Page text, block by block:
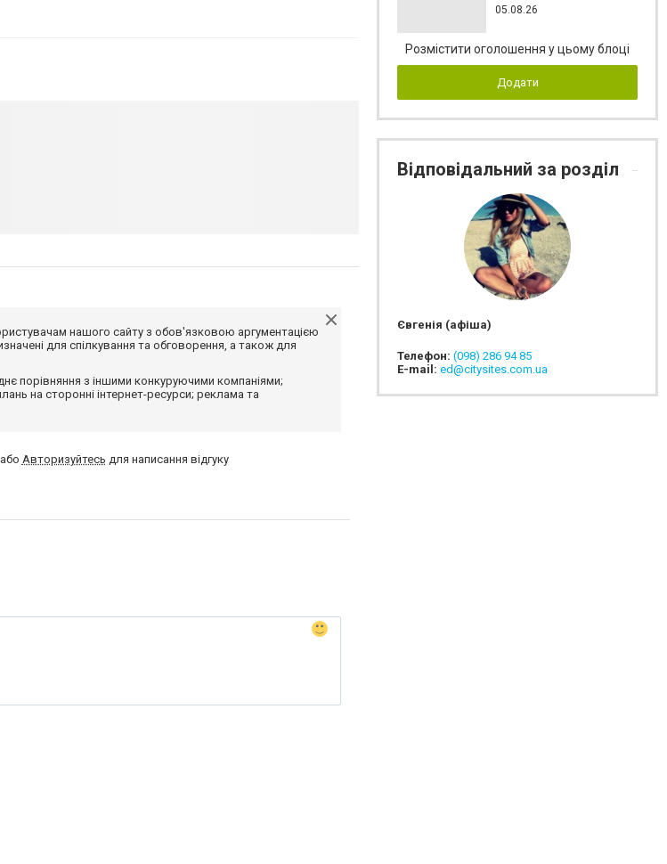
нашого сайту з обов'язковою аргументацією
для спілкування та обговорення, а також для
порівняння з іншими конкуруючими компаніями;
на сторонні інтернет-ресурси; реклама та
або Авторизуйтесь для написання відгуку
05.08.26
Розмістити оголошення у цьому блоці
Додати
Відповідальний за розділ
Євгенія (афіша)
Телефон: (098) 286 94 85
E-mail: ed@citysites.com.ua